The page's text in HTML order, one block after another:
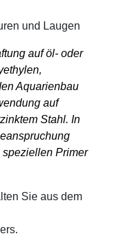
und Laugen
auf öl- oder
Aquarienbau
auf
Stahl. In
Primer
Sie aus dem